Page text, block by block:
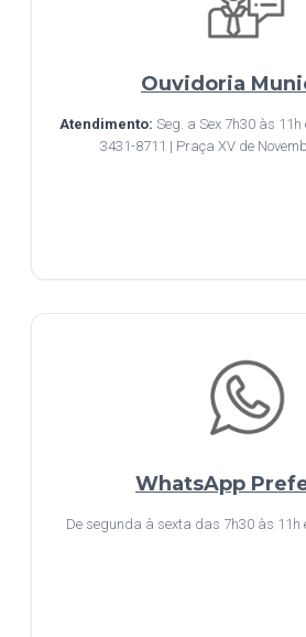
Ouvidoria
Atendimento: Seg. a Sex 7h30 às
3431-8711 | Praça XV de
WhatsApp
De segunda à sexta das 7h30 às 11h